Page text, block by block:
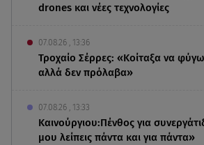
drones και νέες τεχνολογίες
07.08.26 , 13:36
Τροχαίο Σέρρες: «Κοίταξα να
αλλά δεν πρόλαβα»
07.08.26 , 13:33
Καινούργιου:Πένθος για
μου λείπεις πάντα και για πάντα»